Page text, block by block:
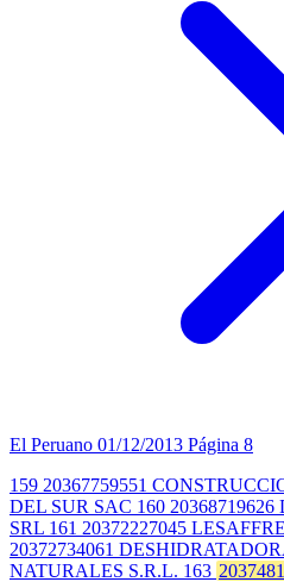
El Peruano 01/12/2013 Página 8
159 20367759551
DEL SUR SAC 160
SRL 161 20372227045
20372734061
NATURALES S.R.L. 163